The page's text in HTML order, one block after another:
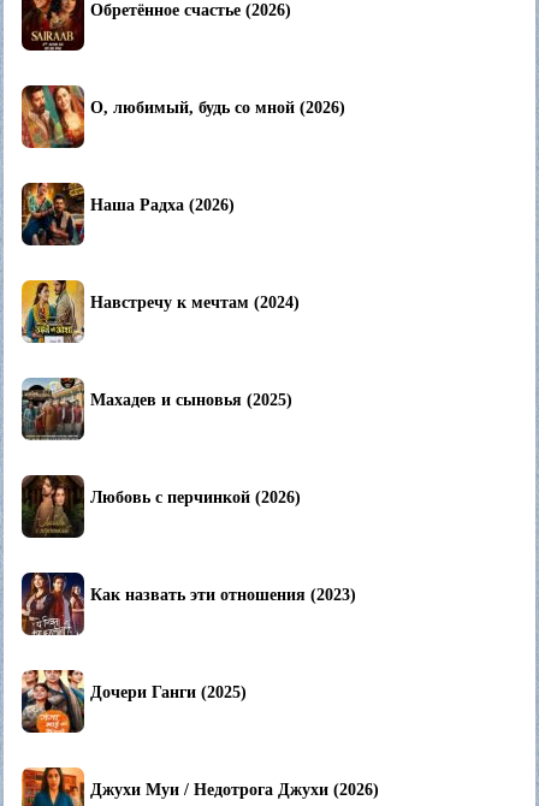
Обретённое счастье (2026)
О, любимый, будь со мной (2026)
Наша Радха (2026)
Навстречу к мечтам (2024)
Махадев и сыновья (2025)
Любовь с перчинкой (2026)
Как назвать эти отношения (2023)
Дочери Ганги (2025)
Джухи Муи / Недотрога Джухи (2026)